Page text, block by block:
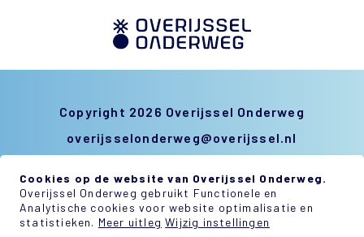
Copyright 2026 Overijssel Onderweg
overijsselonderweg@overijssel.nl
Sitemap
Cookies op de website van Overijssel Onderweg.
Overijssel Onderweg gebruikt Functionele en
Analytische cookies voor website optimalisatie en
statistieken. Meer uitleg Wijzig instellingen